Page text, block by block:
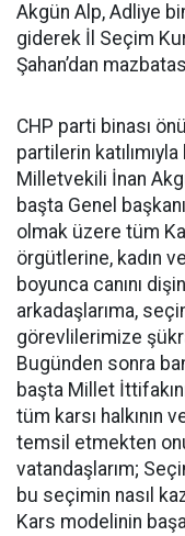
Akgün Alp, Adliye
giderek İl Seçim
Şahan’dan
CHP parti binası
partilerin
Milletvekili İnan
başta Genel
olmak üzere tüm
örgütlerine, kadın
boyunca canını
arkadaşlarıma,
görevlilerimize
Bugünden sonra
başta Millet
tüm karsı halkının
temsil etmekten
vatandaşlarım;
bu seçimin nasıl
Kars modelinin